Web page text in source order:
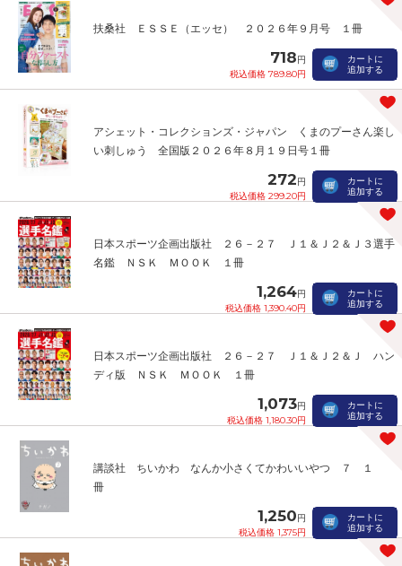
扶桑社 ＥＳＳＥ（エッセ） ２０２６年９月号 １冊
718円
税込価格 789.80円
カートに
追加する
アシェット・コレクションズ・ジャパン くまのプーさん楽し
い刺しゅう 全国版２０２６年８月１９日号１冊
272円
税込価格 299.20円
カートに
追加する
日本スポーツ企画出版社 ２６－２７ Ｊ１＆Ｊ２＆Ｊ３選手
名鑑 ＮＳＫ ＭＯＯＫ １冊
1,264円
税込価格 1,390.40円
カートに
追加する
日本スポーツ企画出版社 ２６－２７ Ｊ１＆Ｊ２＆Ｊ ハン
ディ版 ＮＳＫ ＭＯＯＫ １冊
1,073円
税込価格 1,180.30円
カートに
追加する
講談社 ちいかわ なんか小さくてかわいいやつ ７ １
冊
1,250円
税込価格 1,375円
カートに
追加する